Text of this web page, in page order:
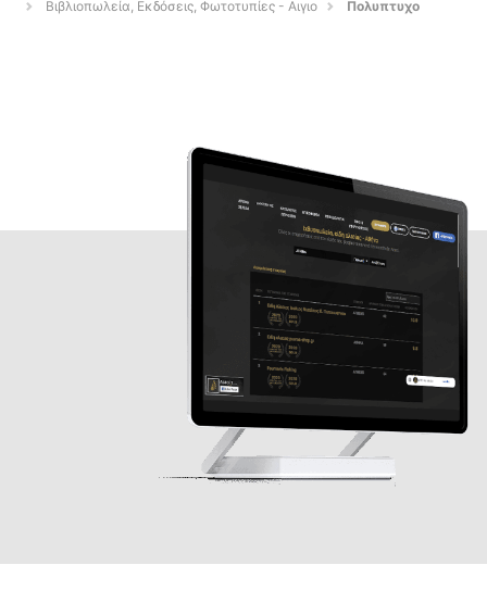
Βιβλιοπωλεία, Εκδόσεις, Φωτοτυπίες - Αιγιο
Πολυπτυχο